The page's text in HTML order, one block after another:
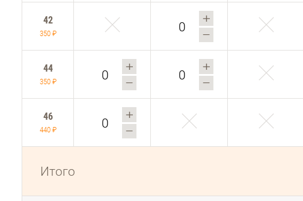
42
350 ₽
44
350 ₽
46
440 ₽
Итого